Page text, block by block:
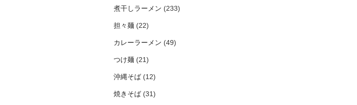
煮干しラーメン (233)
担々麺(22)
カレーラーメン (49)
つけ麺(21)
沖縄そば(12)
焼きそば(31)